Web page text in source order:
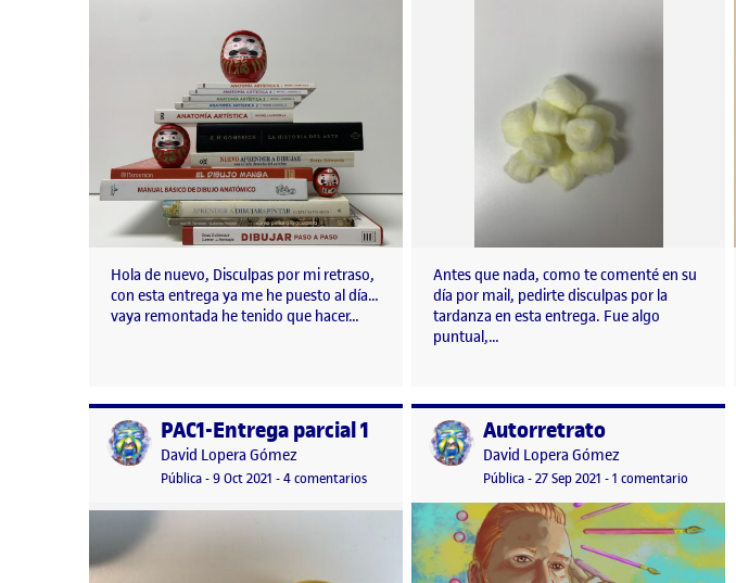
Hola de nuevo, Disculpas por mi retraso,
con esta entrega ya me he puesto al día…
vaya remontada he tenido que hacer…
Antes que nada, como te comenté en su
día por mail, pedirte disculpas por la
tardanza en esta entrega. Fue algo
puntual,…
Publicado porPAC1-Entrega parcial 1
Publicado por
David Lopera Gómez
Visibilidad:
Pública-Fecha de publicación
9 Oct 2021 11 octubre, 2021 5:28 pm
-4 comentariosen PAC1-Entrega parcial 1
Publicado porAutorretrato
Publicado por
David Lopera Gómez
Visibilidad:
Pública-Fecha de publicación
27 Sep 2021 11 octubre, 2021 5:28 pm
-1 comentario